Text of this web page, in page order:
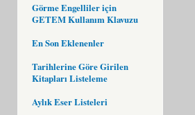
Görme Engelliler için
GETEM Kullanım Klavuzu
En Son Eklenenler
Tarihlerine Göre Girilen
Kitapları Listeleme
Aylık Eser Listeleri